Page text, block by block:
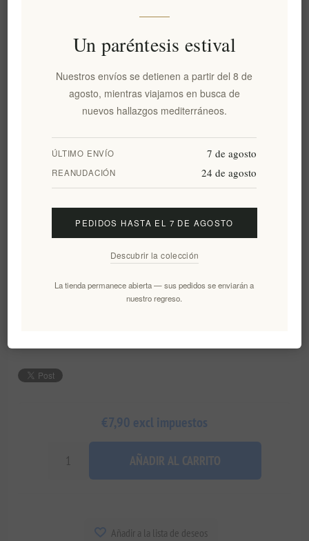
Seleccionar Aceitunas*
Seleccionar hierbas*
Select Message Card*
Mejore su regalo con nuestra Tarjeta Regalo con Mensaje Personalizado:
para cumpleaños, celebraciones especiales o simplemente para expresar
recuerdo verdaderamente inolvidable.
€7,90 excl impuestos
AÑADIR AL CARRITO
Añadir a la lista de deseos
Un paréntesis estival
Nuestros envíos se detienen a partir del 8 de
agosto, mientras viajamos en busca de
nuevos hallazgos mediterráneos.
ÚLTIMO ENVÍO 7 de agosto
REANUDACIÓN 24 de agosto
PEDIDOS HASTA EL 7 DE AGOSTO
Descubrir la colección
La tienda permanece abierta — sus pedidos se enviarán a
nuestro regreso.